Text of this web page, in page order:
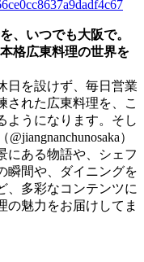
、いつでも大阪で。
格広東料理の世界を
日を設けず、毎日営業
された広東料理を、こ
ようになります。そし
）
にある物語や、シェフ
瞬間や、ダイニングを
、多彩なコンテンツに
の魅力をお届けしてま